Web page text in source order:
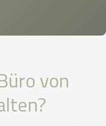
von